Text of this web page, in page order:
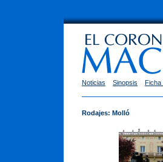
Noticias Sinopsis Ficha
Rodajes: Molló